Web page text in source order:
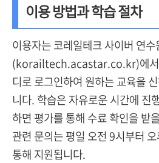
이용 방법과 학습 절차
이용자는 코레일테크 사이버 연수
(korailtech.acastar.co.kr)에서
디로 로그인하여 원하는 교육을
니다. 학습은 자유로운 시간에 진
하면 평가를 통해 수료 확인을 받
관련 문의는 평일 오전 9시부터
통해 지원됩니다.